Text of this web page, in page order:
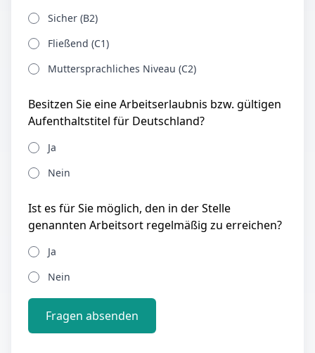
Sicher (B2)
Fließend (C1)
Muttersprachliches Niveau (C2)
Besitzen Sie eine Arbeitserlaubnis bzw. gültigen
Aufenthaltstitel für Deutschland?
Ja
Nein
Ist es für Sie möglich, den in der Stelle
genannten Arbeitsort regelmäßig zu erreichen?
Ja
Nein
Fragen absenden